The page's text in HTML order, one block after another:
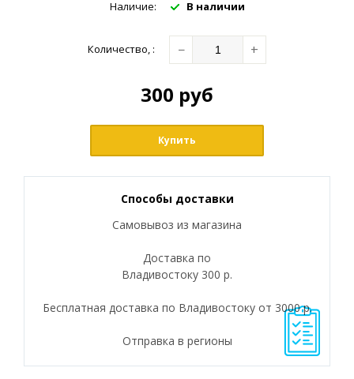
Наличие: В наличии
Количество, : − +
300 руб
Купить
Способы доставки
Самовывоз из магазина
Доставка по
Владивостоку 300 р.
Бесплатная доставка по Владивостоку от 3000 р.
Отправка в регионы